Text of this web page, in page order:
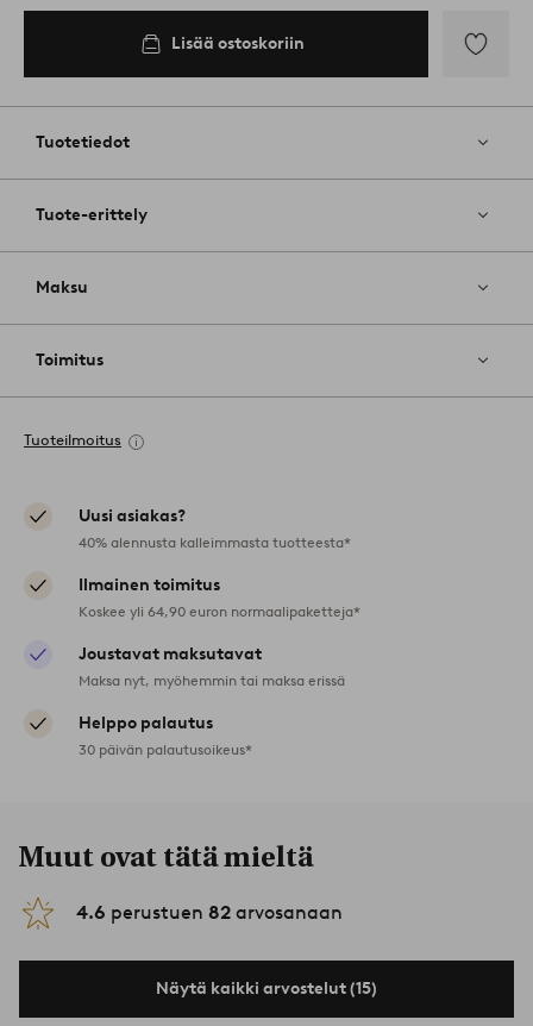
Lisää ostoskoriin
Tuotetiedot
Tuote-erittely
Maksu
Toimitus
Tuoteilmoitus
Uusi asiakas?
40% alennusta kalleimmasta tuotteesta*
Ilmainen toimitus
Koskee yli 64,90 euron normaalipaketteja*
Joustavat maksutavat
Maksa nyt, myöhemmin tai maksa erissä
Helppo palautus
30 päivän palautusoikeus*
Muut ovat tätä mieltä
4.6 perustuen 82 arvosanaan
Näytä kaikki arvostelut (15)